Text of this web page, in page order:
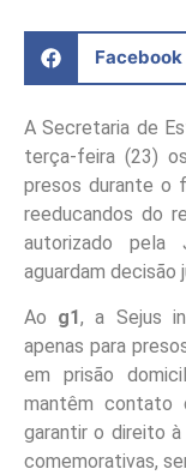
Facebook
A Secretaria de
terça-feira (23)
presos durante o
reeducandos do
autorizado pela
aguardam decisão
Ao g1, a Sejus
apenas para
em prisão
mantêm contato
garantir o direito
comemorativas,